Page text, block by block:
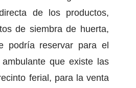
de los productos,
de siembra de huerta,
podría reservar para el
que existe las
ferial, para la venta